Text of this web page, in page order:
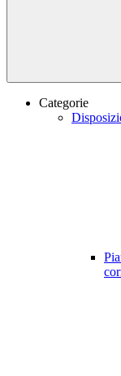
Categorie